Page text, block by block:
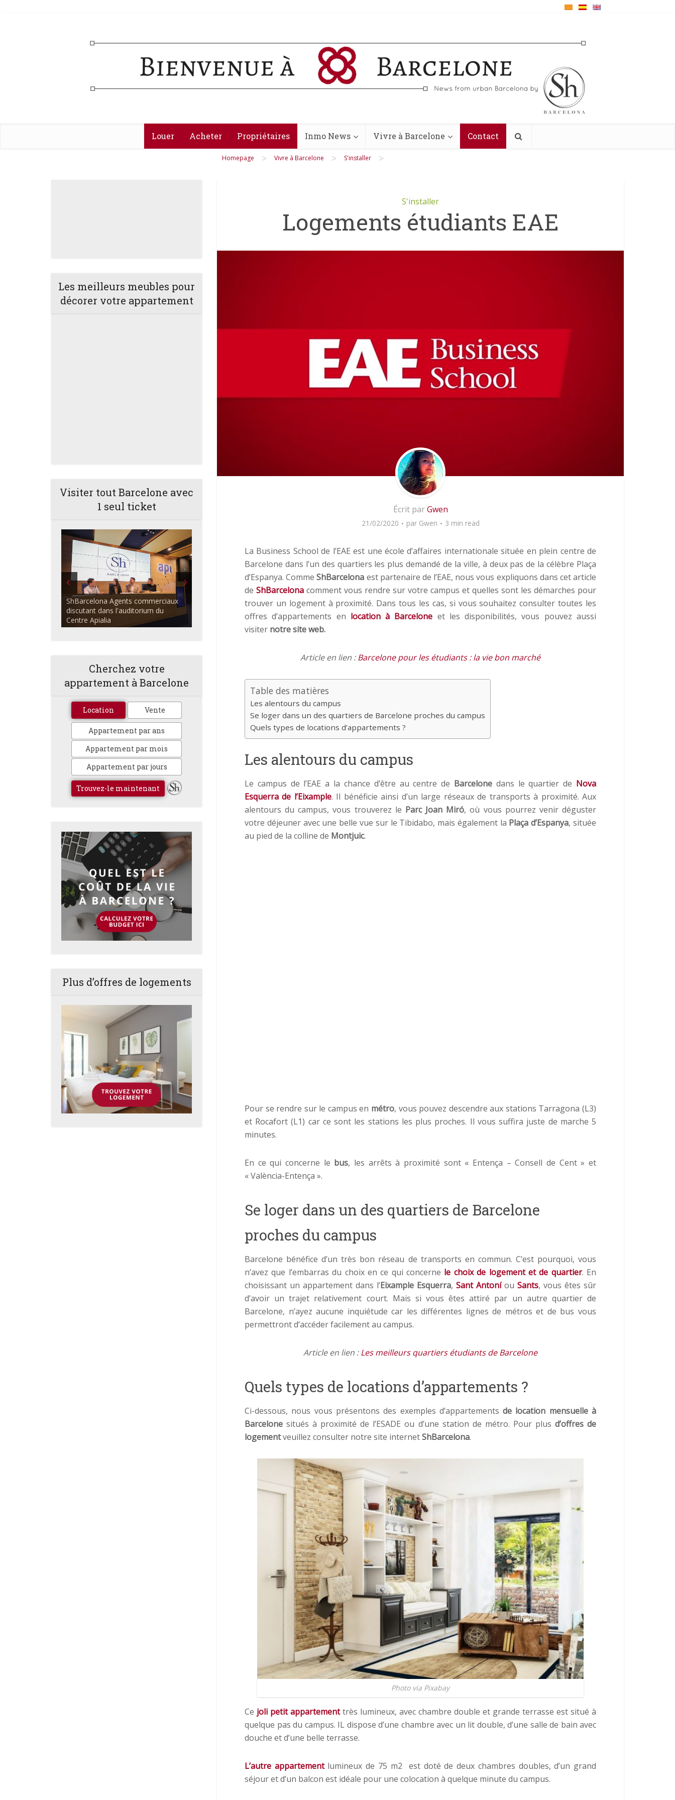
Louer Acheter Propriétaires Inmo News Vivre à Barcelone Contact
Homepage > Vivre à Barcelone > S'installer >
Les meilleurs meubles pour
décorer votre appartement
Visiter tout Barcelone avec
1 seul ticket
ShBarcelona Agents commerciaux
discutant dans l'auditorium du
Centre Apialia
Cherchez votre
appartement à Barcelone
Location Vente
Appartement par ans
Appartement par mois
Appartement par jours
Trouvez-le maintenant
Plus d’offres de logements
S'installer
Logements étudiants EAE
Écrit parGwen
21/02/2020 par Gwen 3 min read
La Business School de l’EAE est une école d’affaires internationale située en plein centre de
Barcelone dans l’un des quartiers les plus demandé de la ville, à deux pas de la célèbre Plaça
d’Espanya. CommeShBarcelona est partenaire de l’EAE, nous vous expliquons dans cet article
de ShBarcelona comment vous rendre sur votre campus et quelles sont les démarches pour
trouver un logement à proximité. Dans tous les cas, si vous souhaitez consulter toutes les
offres d’appartements en location à Barcelone et les disponibilités, vous pouvez aussi
visiter notre site web.
Article en lien :Barcelone pour les étudiants : la vie bon marché
Table des matières
Les alentours du campus
Se loger dans un des quartiers de Barcelone proches du campus
Quels types de locations d’appartements ?
Les alentours du campus
Le campus de l’EAE a la chance d’être au centre de Barcelonedans le quartier de Nova
Esquerra de l’Eixample. Il bénéficie ainsi d’un large réseaux de transports à proximité. Aux
alentours du campus, vous trouverez le Parc Joan Miró, où vous pourrez venir déguster
votre déjeuner avec une belle vue sur le Tibidabo, mais également la Plaça d’Espanya, située
au pied de la colline de Montjuic.
Pour se rendre sur le campus en métro, vous pouvez descendre aux stations Tarragona (L3)
et Rocafort (L1) car ce sont les stations les plus proches. Il vous suffira juste de marche 5
minutes.
En ce qui concerne le bus, les arrêts à proximité sont « Entença – Consell de Cent » et
« València-Entença ».
Se loger dans un des quartiers de Barcelone
proches du campus
Barcelone bénéfice d’un très bon réseau de transports en commun. C’est pourquoi, vous
n’avez que l’embarras du choix en ce qui concerne le choix de logement et de quartier. En
choisissant un appartement dans l’Eixample Esquerra, Sant Antoníou Sants, vous êtes sûr
d’avoir un trajet relativement court. Mais si vous êtes attiré par un autre quartier de
Barcelone, n’ayez aucune inquiétude car les différentes lignes de métros et de bus vous
permettront d’accéder facilement au campus.
Article en lien :Les meilleurs quartiers étudiants de Barcelone
Quels types de locations d’appartements ?
Ci-dessous, nous vous présentons des exemples d’appartementsde location mensuelle à
Barcelone situés à proximité de l’ESADE ou d’une station de métro. Pour plus d’offres de
logementveuillez consulter notre site internetShBarcelona.
Photo via Pixabay
Ce joli petit appartementtrès lumineux, avec chambre double et grande terrasse est situé à
quelque pas du campus. IL dispose d’une chambre avec un lit double, d’une salle de bain avec
douche et d’une belle terrasse.
L’autre appartement lumineux de 75 m2 est doté de deux chambres doubles, d’un grand
séjour et d’un balcon est idéale pour une colocation à quelque minute du campus.